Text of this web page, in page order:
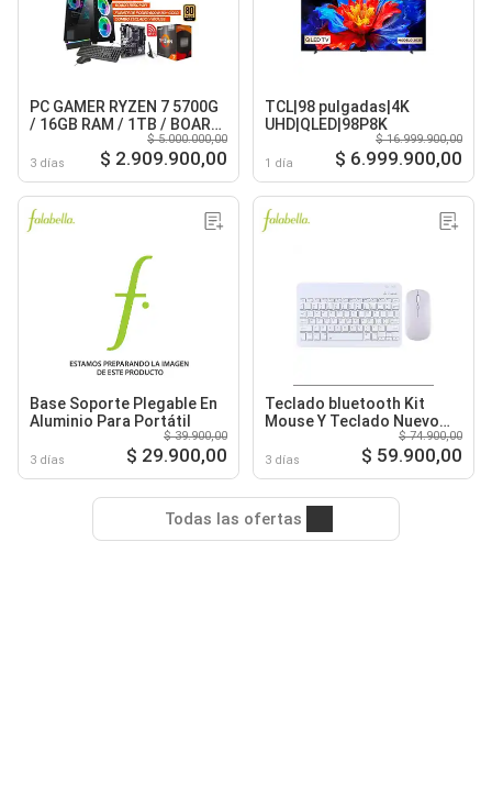
PC GAMER RYZEN 7 5700G
/ 16GB RAM / 1TB / BOARD
B550 WIFI / FUENTE 600W
80+ GOLD
3 días
$ 5.000.000,00
$ 2.909.900,00
TCL|98 pulgadas|4K
UHD|QLED|98P8K
1 día
$ 16.999.900,00
$ 6.999.900,00
Base Soporte Plegable En
Aluminio Para Portátil
3 días
$ 39.900,00
$ 29.900,00
Teclado bluetooth Kit
Mouse Y Teclado Nuevo
3 días
$ 74.900,00
$ 59.900,00
Todas las ofertas